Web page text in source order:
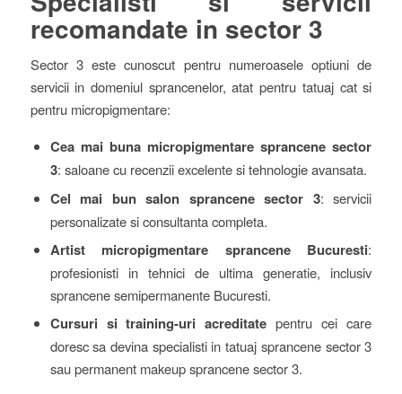
recomandate in sector 3
Sector 3 este cunoscut pentru numeroasele optiuni de
servicii in domeniul sprancenelor, atat pentru tatuaj cat si
pentru micropigmentare:
Cea mai buna micropigmentare sprancene sector
3: saloane cu recenzii excelente si tehnologie avansata.
Cel mai bun salon sprancene sector 3: servicii
personalizate si consultanta completa.
Artist micropigmentare sprancene Bucuresti:
profesionisti in tehnici de ultima generatie, inclusiv
sprancene semipermanente Bucuresti.
Cursuri si training-uri acreditate pentru cei care
doresc sa devina specialisti in tatuaj sprancene sector 3
sau permanent makeup sprancene sector 3.